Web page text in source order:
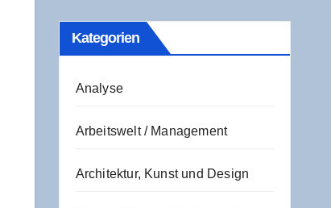
Kate­go­rien
Analyse
Arbeitswelt / Management
Architektur, Kunst und Design